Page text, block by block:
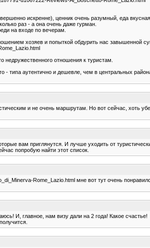
искренне), ценник очень разумный, еда вкусная.
раз - а она очень даже гурман.
на входе по вечерам.
хозяев и попыткой обдурить нас завышенной
отношения к туристам.
- типа аутентично и дешевле, чем в центральных
и не очень маршрутам. Но вот сейчас, хоть
вам приглянутся. И лучше уходить от
попробую найти этот список.
Rome_Lazio.html мне вот тут очень
И, главное, нам визу дали на 2 года! Какое счастье!